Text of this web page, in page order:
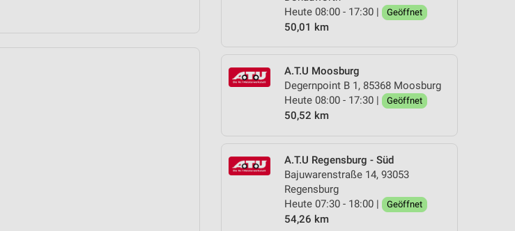
Heute 08:00 - 17:30 |
Geöffnet
50,01 km
A.T.U Moosburg
Degernpoint B 1, 85368 Moosburg
Heute 08:00 - 17:30 |
Geöffnet
50,52 km
A.T.U Regensburg - Süd
Bajuwarenstraße 14, 93053
Regensburg
Heute 07:30 - 18:00 |
Geöffnet
54,26 km